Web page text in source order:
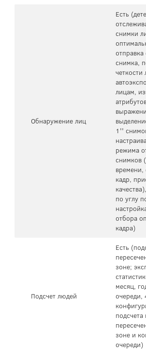
Обнаружение лиц
Есть
снимки
снимка,
четкости
лицам,
1''
режима
снимков
кадр,
по углу
отбора
кадра)
Подсчет людей
Есть
зоне;
месяц,
очереди,
подсчета
зоне и
очереди)